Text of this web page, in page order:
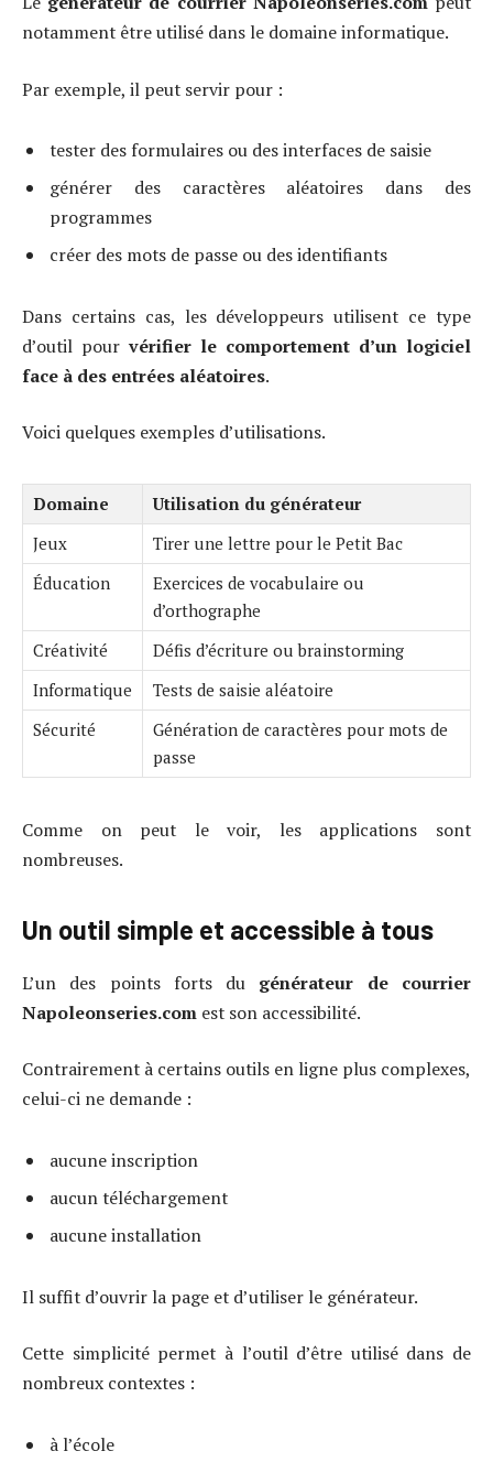
notamment être utilisé dans le domaine informatique.
Par exemple, il peut servir pour :
tester des formulaires ou des interfaces de saisie
générer des caractères aléatoires dans des
programmes
créer des mots de passe ou des identifiants
Dans certains cas, les développeurs utilisent ce type
d’outil pour vérifier le comportement d’un logiciel
face à des entrées aléatoires.
Voici quelques exemples d’utilisations.
Domaine
Utilisation du générateur
Jeux
Tirer une lettre pour le Petit Bac
Éducation
Exercices de vocabulaire ou
d’orthographe
Créativité
Défis d’écriture ou brainstorming
Informatique
Tests de saisie aléatoire
Sécurité
Génération de caractères pour mots de
passe
Comme on peut le voir, les applications sont
nombreuses.
Un outil simple et accessible à tous
L’un des points forts du générateur de courrier
Napoleonseries.com est son accessibilité.
Contrairement à certains outils en ligne plus complexes,
celui-ci ne demande :
aucune inscription
aucun téléchargement
aucune installation
Il suffit d’ouvrir la page et d’utiliser le générateur.
Cette simplicité permet à l’outil d’être utilisé dans de
nombreux contextes :
à l’école